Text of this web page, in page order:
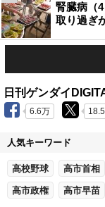
腎臓病（
取り過ぎ
日刊ゲンダイ
6.6万
人気キーワード
高校野球 高市首相
高市政権 高市早苗